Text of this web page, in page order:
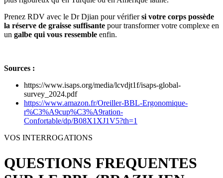
Prenez RDV avec le Dr Djian pour vérifiersi votre corps possède
la réserve de graisse suffisante pour transformer votre complexe en
un galbe qui vous ressemble enfin.
Sources :
https://www.isaps.org/media/lcvdjt1f/isaps-global-
survey_2024.pdf
https://www.amazon.fr/Oreiller-BBL-Ergonomique-
r%C3%A9cup%C3%A9ration-
Confortable/dp/B08X1XJ1V5?th=1
VOS INTERROGATIONS
QUESTIONS FREQUENTES